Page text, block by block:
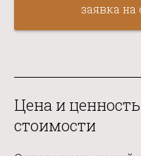
заявка
Цена и
стоимости